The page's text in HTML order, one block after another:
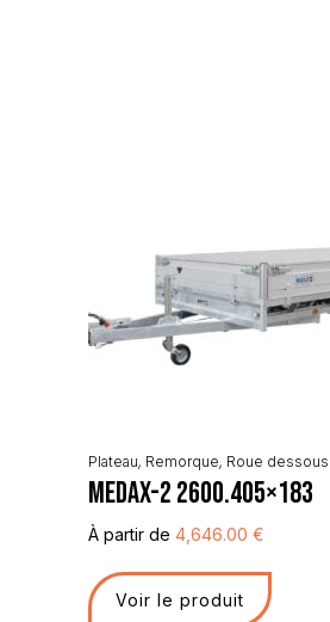
Plateau, Remorque, Roue dessous
Medax-2 2600.405×183
À partir de 4,646.00 €
Voir le produit